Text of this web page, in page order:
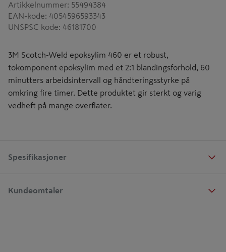
Artikkelnummer: 55494384
EAN-kode: 4054596593343
UNSPSC kode: 46181700
3M Scotch-Weld epoksylim 460 er et robust,
tokomponent epoksylim med et 2:1 blandingsforhold, 60
minutters arbeidsintervall og håndteringsstyrke på
omkring fire timer. Dette produktet gir sterkt og varig
vedheft på mange overflater.
Spesifikasjoner
Kundeomtaler